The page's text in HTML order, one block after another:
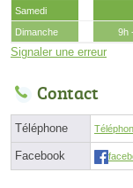
Samedi
Dimanche
9h
Signaler une erreur
Contact
Téléphone
Facebook